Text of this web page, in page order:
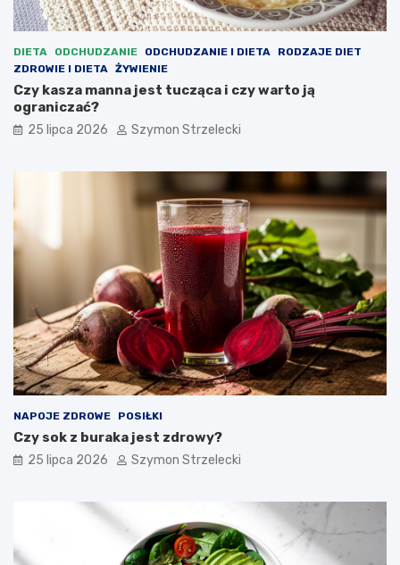
DIETA ODCHUDZANIE ODCHUDZANIE I DIETA
RODZAJE DIET
ZDROWIE I DIETA ŻYWIENIE
Czy kasza manna jest tucząca i czy warto ją
ograniczać?
25 lipca 2026 Szymon Strzelecki
NAPOJE ZDROWE POSIŁKI
Czy sok z buraka jest zdrowy?
25 lipca 2026 Szymon Strzelecki